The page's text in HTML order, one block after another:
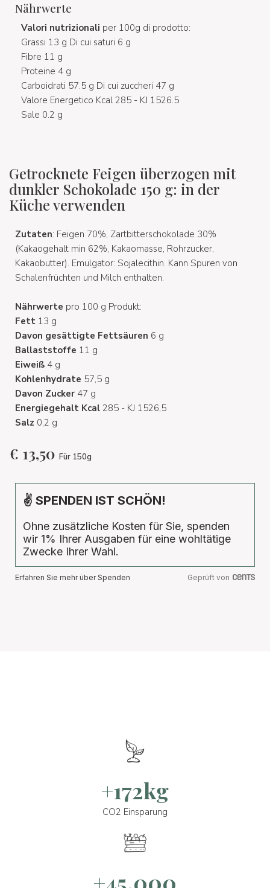
Nährwerte
Valori nutrizionali per 100g di prodotto:
Grassi 13 g Di cui saturi 6 g
Fibre 11 g
Proteine 4 g
Carboidrati 57.5 g Di cui zuccheri 47 g
Valore Energetico Kcal 285 - KJ 1526.5
Sale 0.2 g
Getrocknete Feigen überzogen mit
dunkler Schokolade 150 g: in der
Küche verwenden
Zutaten: Feigen 70%, Zartbitterschokolade 30%
(Kakaogehalt min 62%, Kakaomasse, Rohrzucker,
Kakaobutter). Emulgator: Sojalecithin. Kann Spuren von
Schalenfrüchten und Milch enthalten.
Nährwerte pro 100 g Produkt:
Fett 13 g
Davon gesättigte Fettsäuren 6 g
Ballaststoffe 11 g
Eiweiß 4 g
Kohlenhydrate 57,5 g
Davon Zucker 47 g
Energiegehalt Kcal 285 - KJ 1526,5
Salz 0,2 g
€ 13,50 Für 150g
✌ SPENDEN IST SCHÖN!
Ohne zusätzliche Kosten für Sie, spenden
wir 1% Ihrer Ausgaben für eine wohltätige
Zwecke Ihrer Wahl.
Erfahren Sie mehr über Spenden Geprüft von
+172kg
CO2 Einsparung
+45.000